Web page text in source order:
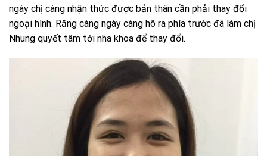
ngày chị càng nhận thức được bản thân cần phải thay đổi
ngoại hình. Răng càng ngày càng hô ra phía trước đã làm chị
Nhung quyết tâm tới nha khoa để thay đổi.